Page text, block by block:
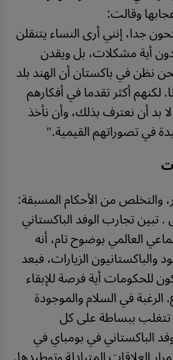
وقالت:
جدا، إنني أرى النساء يتنقلن
أية مشكلات، بل ويقدن
نظن في باكستان أن الهند بلد
لكنهم أكثر تقدما في أفكارهم
بد أن نعترف بذلك، وأن نأخذ
في تصوراتهم القيمية."
والتخلص من الأحكام المسبقة:
. تبين تجارب الوفد الباكستاني
العالمي بوضوح تام، أنه
والباكستانيون الزيارات، فبعد
للحكومات أية فرصة للإبقاء
في السلام والموجودة
تتغلب ببساطة على كل
الباكستاني في بومباي في